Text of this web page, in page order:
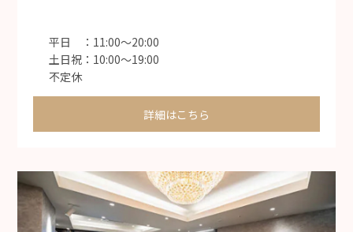
平日 ：11:00〜20:00
土日祝：10:00〜19:00
不定休
詳細はこちら